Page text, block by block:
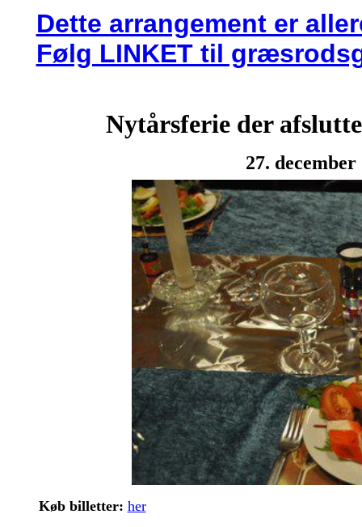
Dette arrangement er
Følg LINKET til
Nytårsferie der
27.
Køb billetter: her